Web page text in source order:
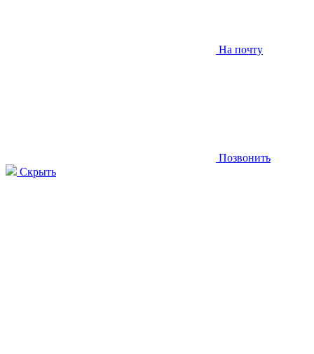
На почту
Позвонить
Скрыть